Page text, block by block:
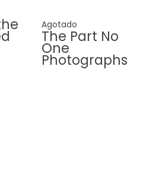
Agotado
The Part No
One
Photographs